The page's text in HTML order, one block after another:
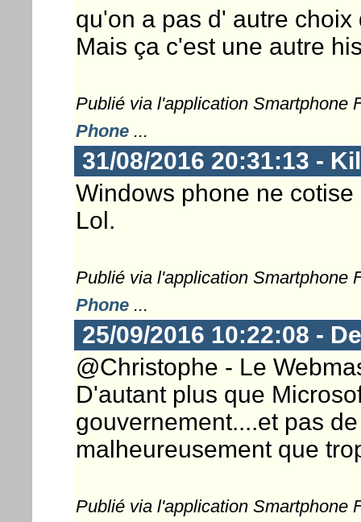
qu'on a pas d' autre
Mais ça c'est une autre
Publié via l'application Smartphone
Phone...
31/08/2016 20:31:13 -
Windows phone ne
Lol.
Publié via l'application Smartphone
Phone...
25/09/2016 10:22:08 -
@Christophe - Le
D'autant plus que
gouvernement....et pas
malheureusement que
Publié via l'application Smartphone